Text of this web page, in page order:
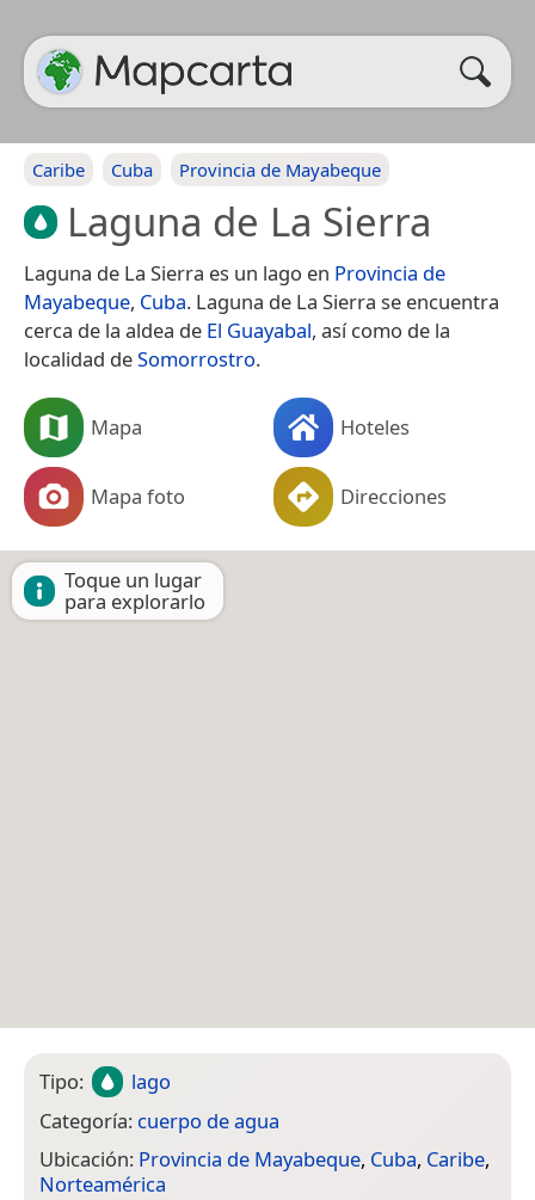
Caribe Cuba Provincia de Mayabeque
Laguna de La Sierra
Laguna de La Sierra es un lago en Provincia de
Mayabeque, Cuba. Laguna de La Sierra se encuentra
cerca de la aldea de El Guayabal, así como de la
localidad deSomorrostro.
Mapa Hoteles
Mapa foto Direcciones
Toque un lugar
para explorarlo
Tipo:
lago
Categoría: cuerpo de agua
Ubicación: Provincia de Mayabeque, Cuba, Caribe,
Norteamérica